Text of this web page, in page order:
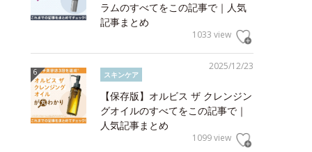
ラムのすべてをこの記事で｜人気
記事まとめ
1033 view
2025/12/23
スキンケア
【保存版】オルビス ザ クレンジン
グオイルのすべてをこの記事で｜
人気記事まとめ
1099 view